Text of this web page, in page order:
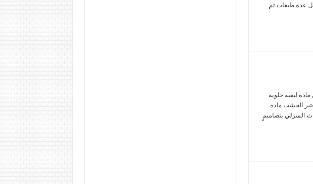
عدة طبقات ثم
ليفية خلوية
الخشب مادة
المنزلي بتصاميمٍ